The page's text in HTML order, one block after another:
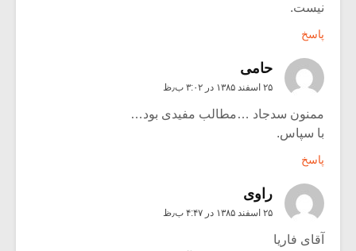
نیست.
پاسخ
حامی
۲۵ اسفند ۱۳۸۵ در ۳:۰۲ ب٫ظ
ممنون سدجاد …مطالب مفیدی بود…
با سپاس.
پاسخ
راوی
۲۵ اسفند ۱۳۸۵ در ۴:۴۷ ب٫ظ
آقای فاریا